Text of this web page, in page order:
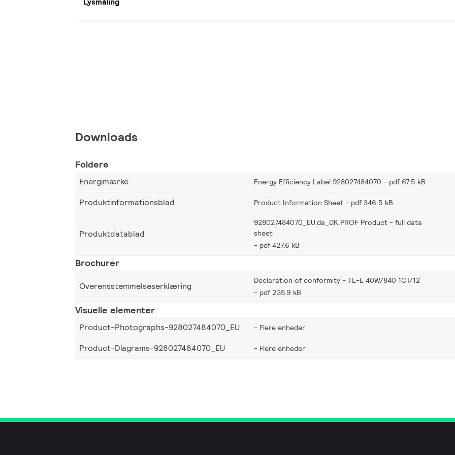
Downloads
Foldere
Energimærke Energy Efficiency Label 928027484070 pdf 67.5 kB
Produktinformationsblad
Product Information Sheet pdf 346.5 kB
Produktdatablad
928027484070_EU.da_DK.PROF Product - full data
sheet
pdf 427.6 kB
Brochurer
Overensstemmelseserklæring
Declaration of conformity - TL-E 40W/840 1CT/12
pdf 235.9 kB
Visuelle elementer
Product-Photographs-928027484070_EU Flere enheder
Product-Diagrams-928027484070_EU
Flere enheder